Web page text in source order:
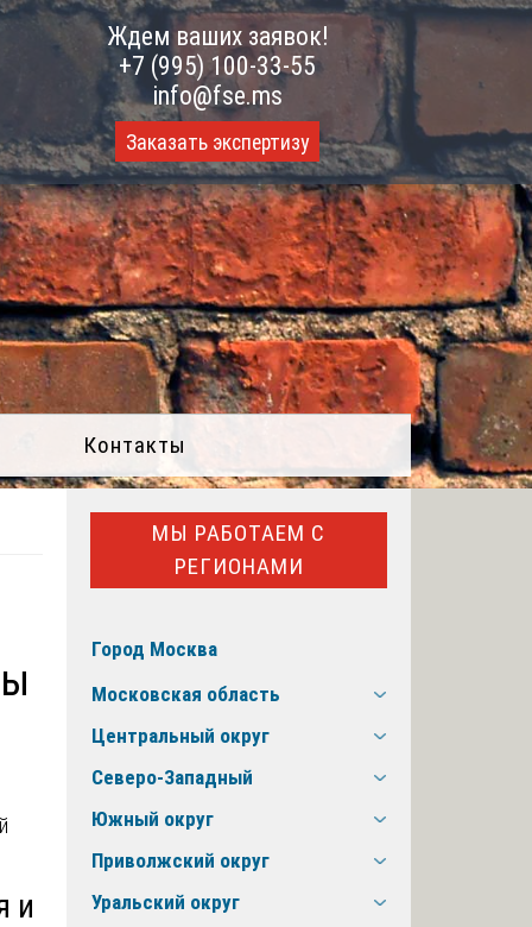
Ждем ваших заявок!
+7 (995) 100-33-55
info@fse.ms
Заказать экспертизу
Контакты
и
МЫ РАБОТАЕМ С
РЕГИОНАМИ
Город Москва
Московская область
Центральный округ
Северо-Западный
Южный округ
Приволжский округ
Уральский округ